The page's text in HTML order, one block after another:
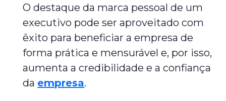
O destaque da marca pessoal de um
executivo pode ser aproveitado com
êxito para beneficiar a empresa de
forma prática e mensurável e, por isso,
aumenta a credibilidade e a confiança
da empresa.